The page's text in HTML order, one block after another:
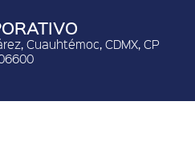
Cuauhtémoc, CDMX, CP